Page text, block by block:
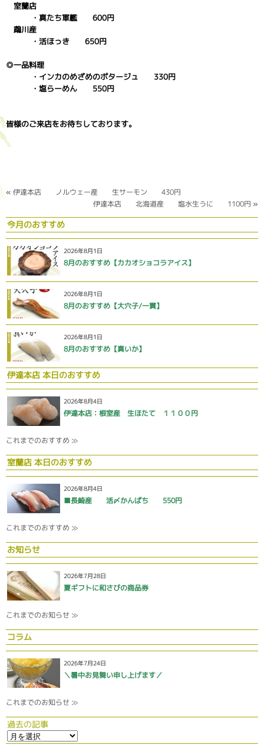
室蘭店
・真たち軍艦 600円
鵡川産
・活ほっき 650円
◎一品料理
・インカのめざめのポタージュ 330円
・塩らーめん 550円
皆様のご来店をお待ちしております。
« 伊達本店 ノルウェー産 生サーモン 430円
伊達本店 北海道産 塩水生うに 1100円 »
今月のおすすめ
2026年8月1日
8月のおすすめ【カカオショコラアイス】
2026年8月1日
8月のおすすめ【大穴子/一貫】
2026年8月1日
8月のおすすめ【真いか】
伊達本店 本日のおすすめ
2026年8月4日
伊達本店：根室産 生ほたて １１００円
これまでのおすすめ ≫
室蘭店 本日のおすすめ
2026年8月4日
■長崎産 活〆かんぱち 550円
これまでのおすすめ ≫
お知らせ
2026年7月28日
夏ギフトに和さびの商品券
これまでのお知らせ ≫
コラム
2026年7月24日
＼暑中お見舞い申し上げます／
これまでのお知らせ ≫
過去の記事